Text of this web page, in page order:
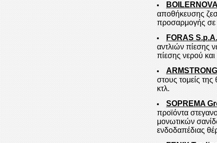
αποθήκευσης
προσαρμογής σε
FORAS S.p.A.
αντλιών πίεσης
πίεσης νερού
στους τομείς
κτλ.
SOPREMA
προϊόντα
μονωτικών
ενδοδαπέδιας